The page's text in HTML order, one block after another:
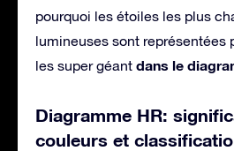
pourquoi les étoiles les plus
lumineuses sont représentées
les super géant dans le
Diagramme HR:
couleurs et